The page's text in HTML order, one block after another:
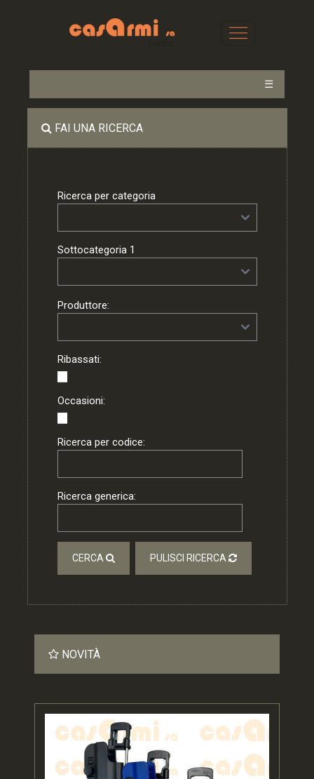
☰
FAI UNA RICERCA
Ricerca per categoria
Sottocategoria 1
Produttore:
Ribassati:
Occasioni:
Ricerca per codice:
Ricerca generica:
CERCA PULISCI RICERCA
NOVITÀ